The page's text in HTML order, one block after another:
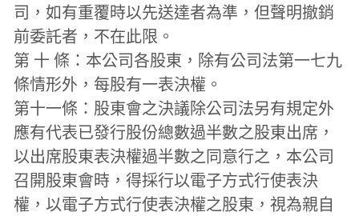
司，如有重覆時以先送達者為準，但聲明撤銷
前委託者，不在此限。
第 十 條：本公司各股東，除有公司法第一七九
條情形外，每股有一表決權。
第十一條：股東會之決議除公司法另有規定外
應有代表已發行股份總數過半數之股東出席，
以出席股東表決權過半數之同意行之，本公司
召開股東會時，得採行以電子方式行使表決
權，以電子方式行使表決權之股東，視為親自